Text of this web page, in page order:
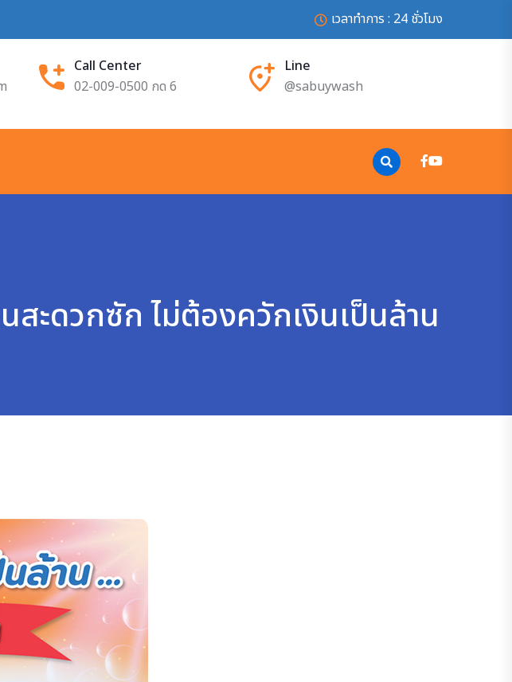
เวลาทำการ : 24 ชั่วโมง
Call Center
02-009-0500 กด 6
Line
@sabuywash
ะดวกซัก ไม่ต้องควักเงินเป็นล้าน